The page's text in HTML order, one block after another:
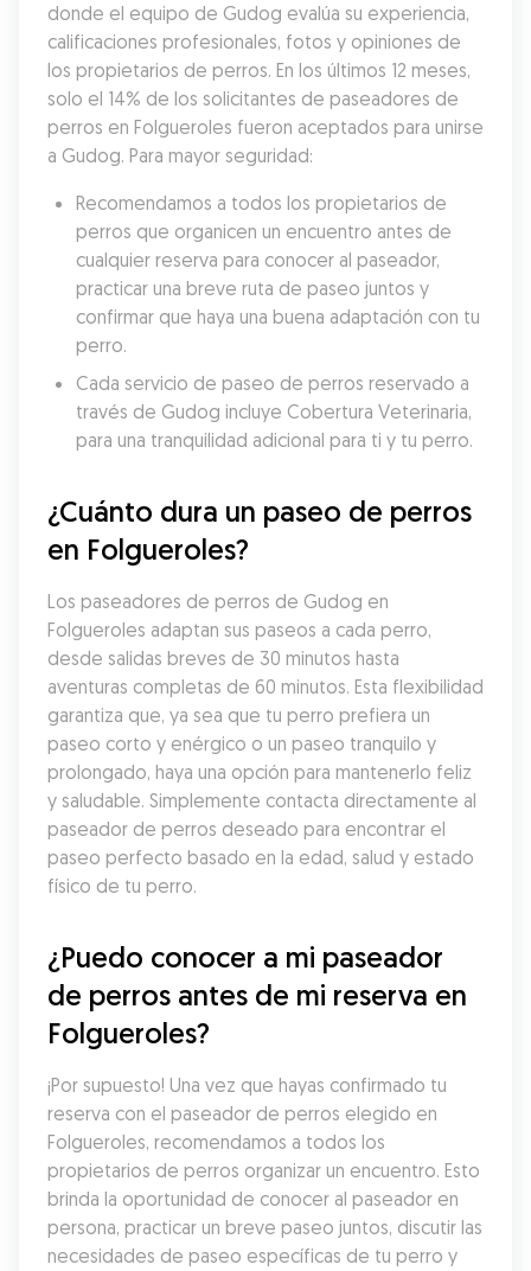
donde el equipo de Gudog evalúa su experiencia,
calificaciones profesionales, fotos y opiniones de
los propietarios de perros. En los últimos 12 meses,
solo el 14% de los solicitantes de paseadores de
perros en Folgueroles fueron aceptados para unirse
a Gudog. Para mayor seguridad:
Recomendamos a todos los propietarios de
perros que organicen un encuentro antes de
cualquier reserva para conocer al paseador,
practicar una breve ruta de paseo juntos y
confirmar que haya una buena adaptación con tu
perro.
Cada servicio de paseo de perros reservado a
través de Gudog incluye Cobertura Veterinaria,
para una tranquilidad adicional para ti y tu perro.
¿Cuánto dura un paseo de perros
en Folgueroles?
Los paseadores de perros de Gudog en
Folgueroles adaptan sus paseos a cada perro,
desde salidas breves de 30 minutos hasta
aventuras completas de 60 minutos. Esta flexibilidad
garantiza que, ya sea que tu perro prefiera un
paseo corto y enérgico o un paseo tranquilo y
prolongado, haya una opción para mantenerlo feliz
y saludable. Simplemente contacta directamente al
paseador de perros deseado para encontrar el
paseo perfecto basado en la edad, salud y estado
físico de tu perro.
¿Puedo conocer a mi paseador
de perros antes de mi reserva en
Folgueroles?
¡Por supuesto! Una vez que hayas confirmado tu
reserva con el paseador de perros elegido en
Folgueroles, recomendamos a todos los
propietarios de perros organizar un encuentro. Esto
brinda la oportunidad de conocer al paseador en
persona, practicar un breve paseo juntos, discutir las
necesidades de paseo específicas de tu perro y